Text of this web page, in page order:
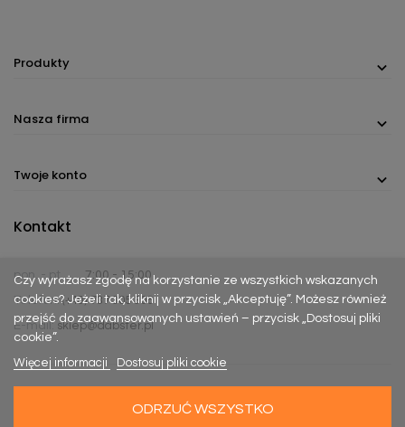
Produkty
Nasza firma
Twoje konto
Czy wyrażasz zgodę na korzystanie ze wszystkich wskazanych
cookies? Jeżeli tak, kliknij w przycisk „Akceptuję”. Możesz również
przejść do zaawansowanych ustawień – przycisk „Dostosuj pliki
cookie”.
Więcej informacji
Dostosuj pliki cookie
ODRZUĆ WSZYSTKO
Kontakt
pon. - pt.
7:00 - 15:00
Telefon:(+48) 737 305 306
E-mail: sklep@dabster.pl